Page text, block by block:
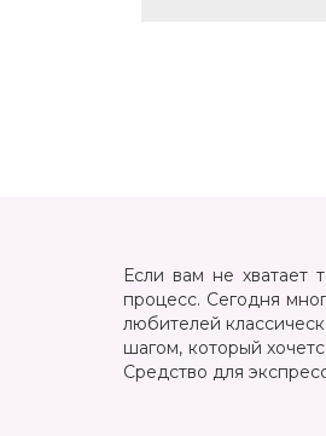
Если вам не хватает
процесс. Сегодня
любителей
шагом, который
Средство для